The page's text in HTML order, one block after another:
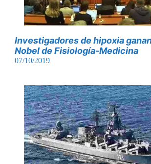
Investigadores de hipoxia
Nobel de Fisiología-Medicina
07/10/2019